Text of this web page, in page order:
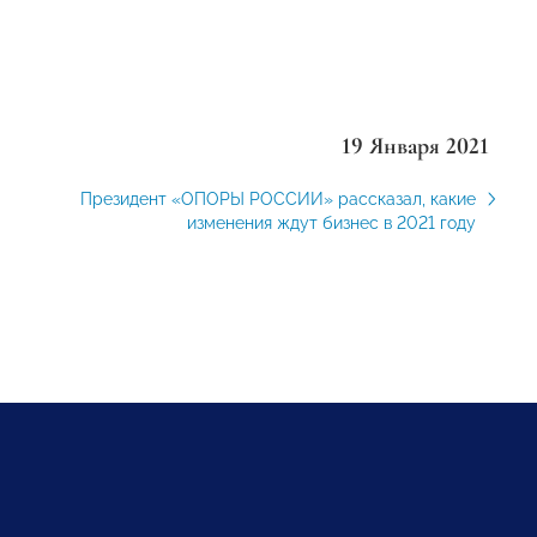
19 Января 2021
Президент «ОПОРЫ РОССИИ» рассказал, какие
изменения ждут бизнес в 2021 году